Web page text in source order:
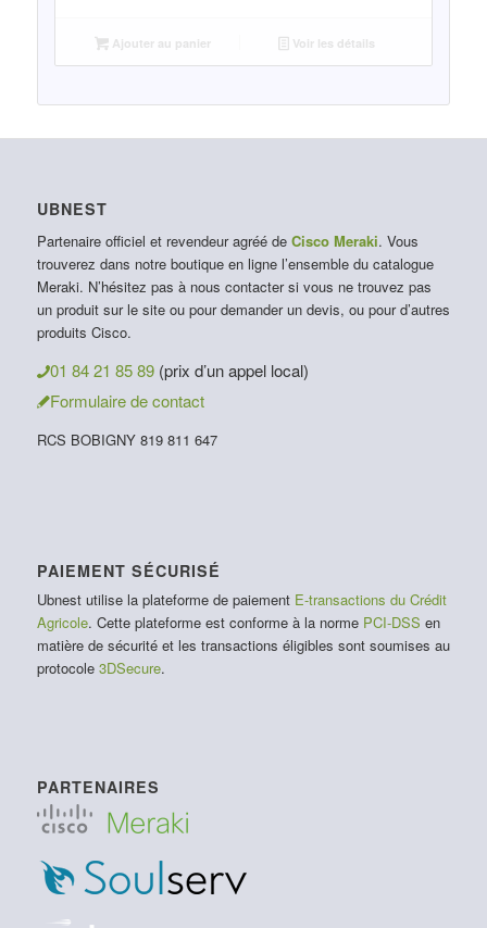
Ajouter au panier Voir les détails
UBNEST
Partenaire officiel et revendeur agréé de Cisco Meraki. Vous
trouverez dans notre boutique en ligne l’ensemble du catalogue
Meraki. N’hésitez pas à nous contacter si vous ne trouvez pas
un produit sur le site ou pour demander un devis, ou pour d’autres
produits Cisco.
01 84 21 85 89 (prix d’un appel local)
Formulaire de contact
RCS BOBIGNY 819 811 647
PAIEMENT SÉCURISÉ
Ubnest utilise la plateforme de paiement E-transactions du Crédit
Agricole. Cette plateforme est conforme à la norme PCI-DSS en
matière de sécurité et les transactions éligibles sont soumises au
protocole 3DSecure.
PARTENAIRES